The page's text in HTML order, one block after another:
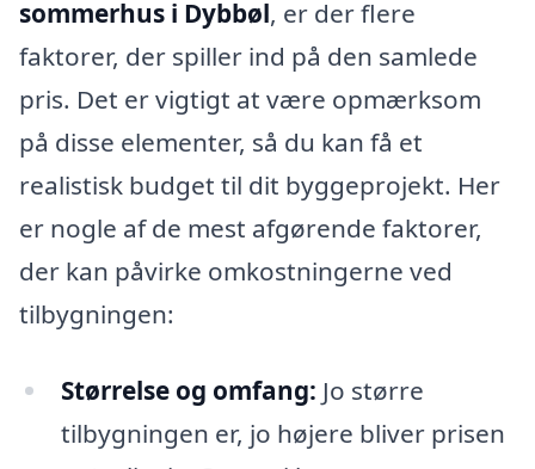
sommerhus i Dybbøl, er der flere
faktorer, der spiller ind på den samlede
pris. Det er vigtigt at være opmærksom
på disse elementer, så du kan få et
realistisk budget til dit byggeprojekt. Her
er nogle af de mest afgørende faktorer,
der kan påvirke omkostningerne ved
tilbygningen:
Størrelse og omfang: Jo større
tilbygningen er, jo højere bliver prisen